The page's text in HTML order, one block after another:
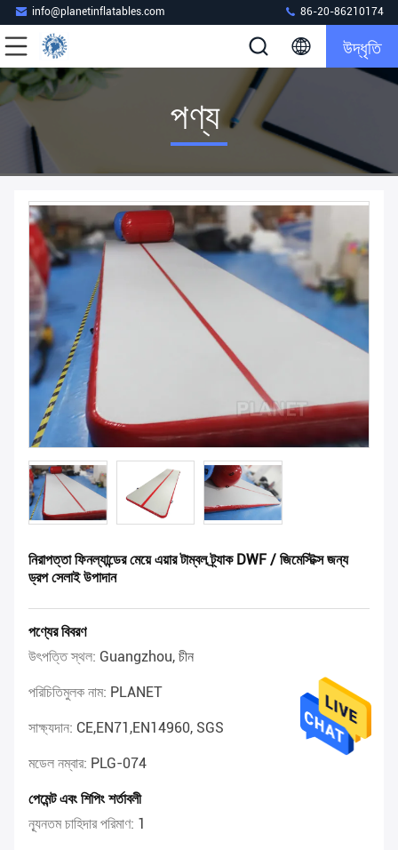
info@planetinflatables.com 86-20-86210174
উদ্ধৃতি
পণ্য
নিরাপত্তা ফিনল্যান্ডের মেয়ে এয়ার টাম্বল ট্র্যাক DWF / জিমেস্টিক্স জন্য
ড্রপ সেলাই উপাদান
পণ্যের বিবরণ
উৎপত্তি স্থল: Guangzhou, চীন
পরিচিতিমুলক নাম: PLANET
সাক্ষ্যদান: CE,EN71,EN14960, SGS
মডেল নম্বার: PLG-074
পেমেন্ট এবং শিপিং শর্তাবলী
ন্যূনতম চাহিদার পরিমাণ: 1